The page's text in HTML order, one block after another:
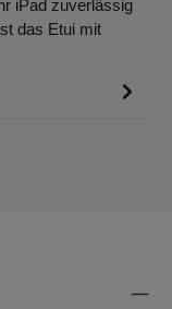
iPad zuverlässig
das Etui mit